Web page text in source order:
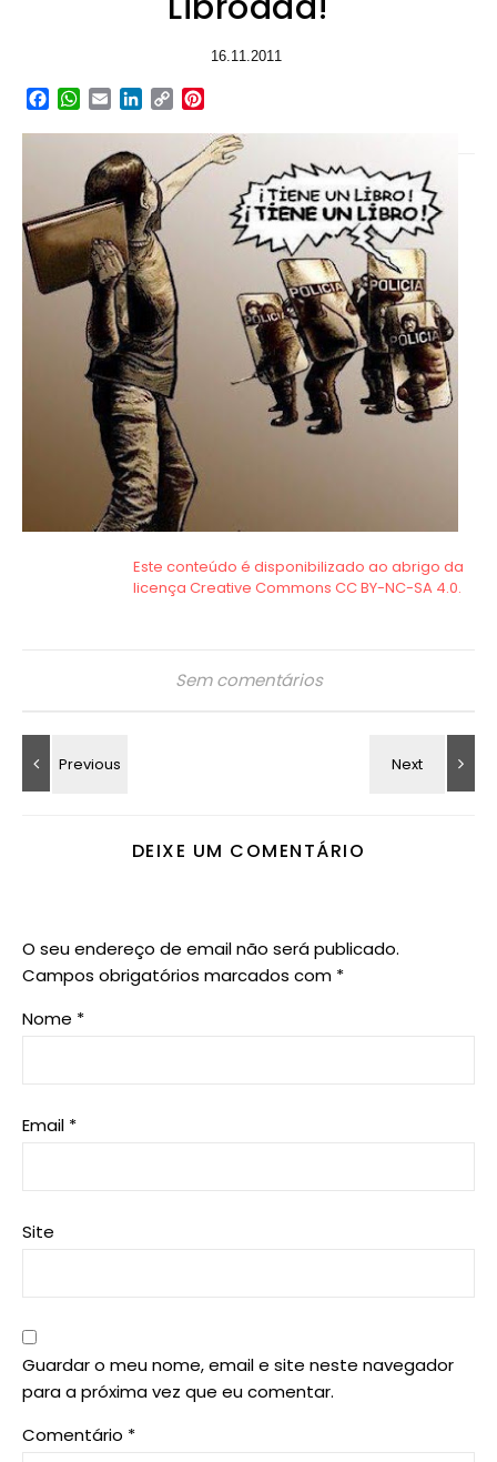
16.11.2011
Facebook
WhatsApp
EmailLinkedIn
Copy
Sem comentários
DEIXE UM COMENTÁRIO
O seu endereço de email não será publicado.
Campos obrigatórios marcados com *
Nome *
Email *
Site
Guardar o meu nome, email e site neste navegador
para a próxima vez que eu comentar.
Comentário *